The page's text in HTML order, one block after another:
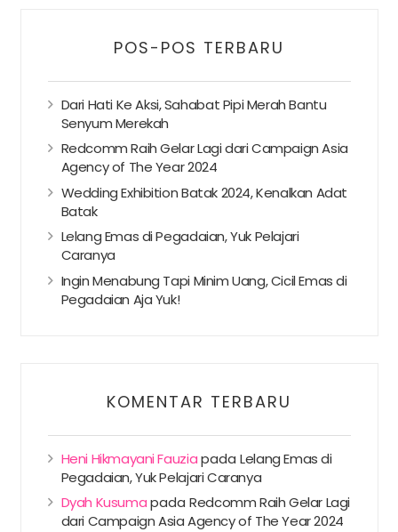
POS-POS TERBARU
Dari Hati Ke Aksi, Sahabat Pipi Merah Bantu
Senyum Merekah
Redcomm Raih Gelar Lagi dari Campaign Asia
Agency of The Year 2024
Wedding Exhibition Batak 2024, Kenalkan Adat
Batak
Lelang Emas di Pegadaian, Yuk Pelajari
Caranya
Ingin Menabung Tapi Minim Uang, Cicil Emas di
Pegadaian Aja Yuk!
KOMENTAR TERBARU
Heni Hikmayani FauziapadaLelang Emas di
Pegadaian, Yuk Pelajari Caranya
Dyah KusumapadaRedcomm Raih Gelar Lagi
dari Campaign Asia Agency of The Year 2024